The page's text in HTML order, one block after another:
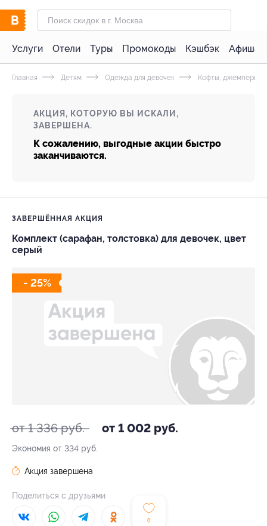
Услуги Отели Туры Промокоды Кэшбэк Афиша
Главная Детям Одежда для девочек Кофты, джемперы,
АКЦИЯ, КОТОРУЮ ВЫ ИСКАЛИ,
ЗАВЕРШЕНА.
К сожалению, выгодные акции быстро
заканчиваются.
ЗАВЕРШЁННАЯ АКЦИЯ
Комплект (сарафан, толстовка) для девочек, цвет
серый
- 25%
от 1 336 руб. от 1 002 руб.
Экономия от 334 руб.
0
Акция завершена
Поделиться с друзьями